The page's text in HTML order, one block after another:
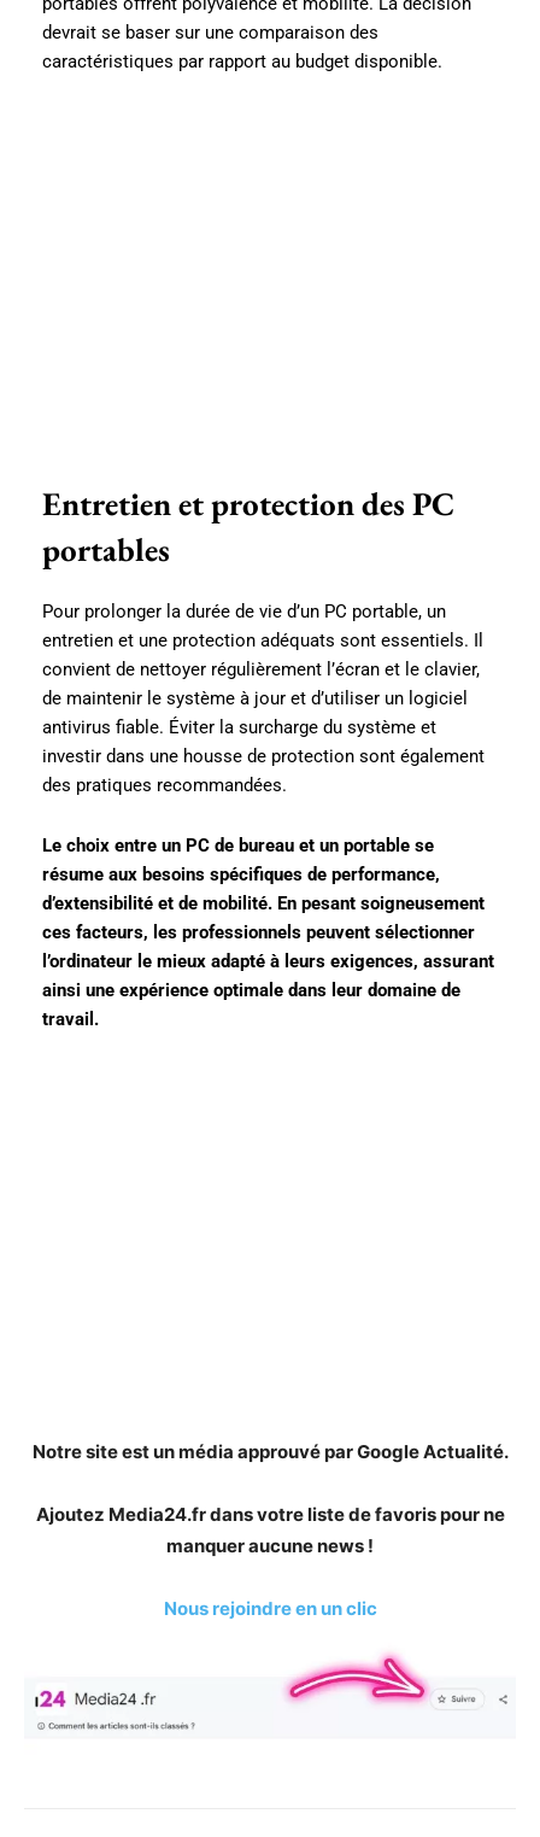
devrait se baser sur une comparaison des
caractéristiques par rapport au budget disponible.
Entretien et protection des PC
portables
Pour prolonger la durée de vie d’un PC portable, un
entretien et une protection adéquats sont essentiels. Il
convient de nettoyer régulièrement l’écran et le clavier,
de maintenir le système à jour et d’utiliser un logiciel
antivirus fiable. Éviter la surcharge du système et
investir dans une housse de protection sont également
des pratiques recommandées.
Le choix entre un PC de bureau et un portable se
résume aux besoins spécifiques de performance,
d’extensibilité et de mobilité. En pesant soigneusement
ces facteurs, les professionnels peuvent sélectionner
l’ordinateur le mieux adapté à leurs exigences, assurant
ainsi une expérience optimale dans leur domaine de
travail.
Notre site est un média approuvé par Google Actualité.
Ajoutez Media24.fr dans votre liste de favoris pour ne
manquer aucune news !
Nous rejoindre en un clic